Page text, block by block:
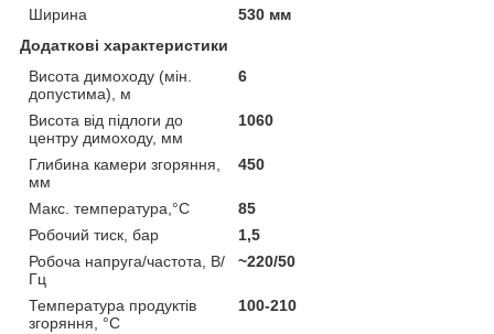
Ширина
530 мм
Додаткові характеристики
Висота димоходу (мін.
допустима), м
6
Висота від підлоги до
центру димоходу, мм
1060
Глибина камери згоряння,
мм
450
Макс. температура,°C
85
Робочий тиск, бар
1,5
Робоча напруга/частота, В/
Гц
~220/50
Температура продуктів
згоряння, °C
100-210